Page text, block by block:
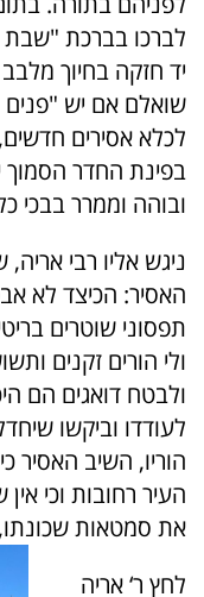
לברכו בברכת "שבת
יד חזקה בחיוך מלבב
שואלם אם יש "פנים
לכלא אסירים
בפינת החדר הסמוך
ובוהה וממרר בבכי
ניגש אליו רבי
האסיר: הכיצד לא
תפסוני שוטרים
ולי הורים זקנים
ולבטח דואגים הם
לעודדו וביקשו
הוריו, השיב האסיר
העיר רחובות וכי
את סמטאות
לחץ ר‘ אריה